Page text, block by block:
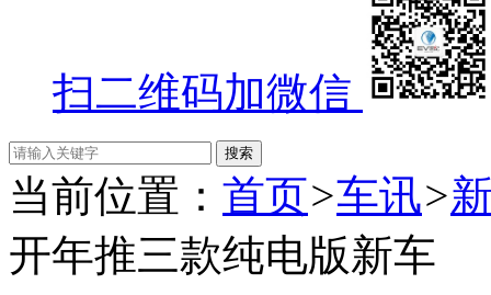
扫二维码加微信
当前位置： 首页>车讯>
开年推三款纯电版新车